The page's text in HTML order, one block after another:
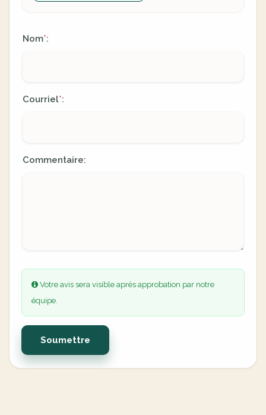
Nom*:
Courriel*:
Commentaire:
Votre avis sera visible après approbation par notre
équipe.
Soumettre